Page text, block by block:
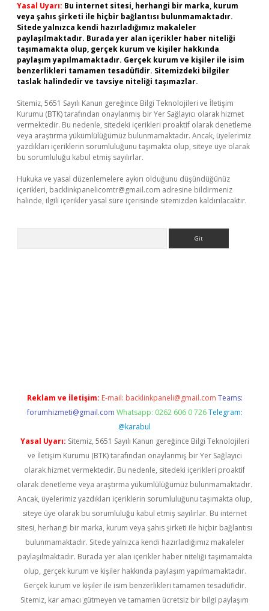
Yasal Uyarı: Bu internet sitesi, herhangi bir marka, kurum
veya şahıs şirketi ile hiçbir bağlantısı bulunmamaktadır.
Sitede yalnızca kendi hazırladığımız makaleler
paylaşılmaktadır. Burada yer alan içerikler haber niteliği
taşımamakta olup, gerçek kurum ve kişiler hakkında
paylaşım yapılmamaktadır. Gerçek kurum ve kişiler ile isim
benzerlikleri tamamen tesadüfidir. Sitemizdeki bilgiler
taslak halindedir ve tavsiye niteliği taşımazlar.
Sitemiz, 5651 Sayılı Kanun gereğince Bilgi Teknolojileri ve İletişim
Kurumu (BTK) tarafından onaylanmış bir Yer Sağlayıcı olarak hizmet
vermektedir. Bu nedenle, sitedeki içerikleri proaktif olarak denetleme
veya araştırma yükümlülüğümüz bulunmamaktadır. Ancak, üyelerimiz
yazdıkları içeriklerin sorumluluğunu taşımakta olup, siteye üye olarak
bu sorumluluğu kabul etmiş sayılırlar.
Hukuka ve yasal düzenlemelere aykırı olduğunu düşündüğünüz
içerikleri, backlinkpanelicomtr@gmail.com adresine bildirmeniz
halinde, ilgili içerikler yasal süre içerisinde sitemizden kaldırılacaktır.
Reklam ve İletişim: E-mail: backlinkpaneli@gmail.com Teams:
forumhizmeti@gmail.com Whatsapp: 0262 606 0 726 Telegram:
@karabul
Yasal Uyarı: Sitemiz, 5651 Sayılı Kanun gereğince Bilgi Teknolojileri
ve İletişim Kurumu (BTK) tarafından onaylanmış bir Yer Sağlayıcı
olarak hizmet vermektedir. Bu nedenle, sitedeki içerikleri proaktif
olarak denetleme veya araştırma yükümlülüğümüz bulunmamaktadır.
Ancak, üyelerimiz yazdıkları içeriklerin sorumluluğunu taşımakta olup,
siteye üye olarak bu sorumluluğu kabul etmiş sayılırlar. Bu internet
sitesi, herhangi bir marka, kurum veya şahıs şirketi ile hiçbir bağlantısı
bulunmamaktadır. Sitede yalnızca kendi hazırladığımız makaleler
paylaşılmaktadır. Burada yer alan içerikler haber niteliği taşımamakta
olup, gerçek kurum ve kişiler hakkında paylaşım yapılmamaktadır.
Gerçek kurum ve kişiler ile isim benzerlikleri tamamen tesadüfidir.
Sitemiz, kar amacı gütmeyen ve tamamen ücretsiz bir bilgi paylaşım